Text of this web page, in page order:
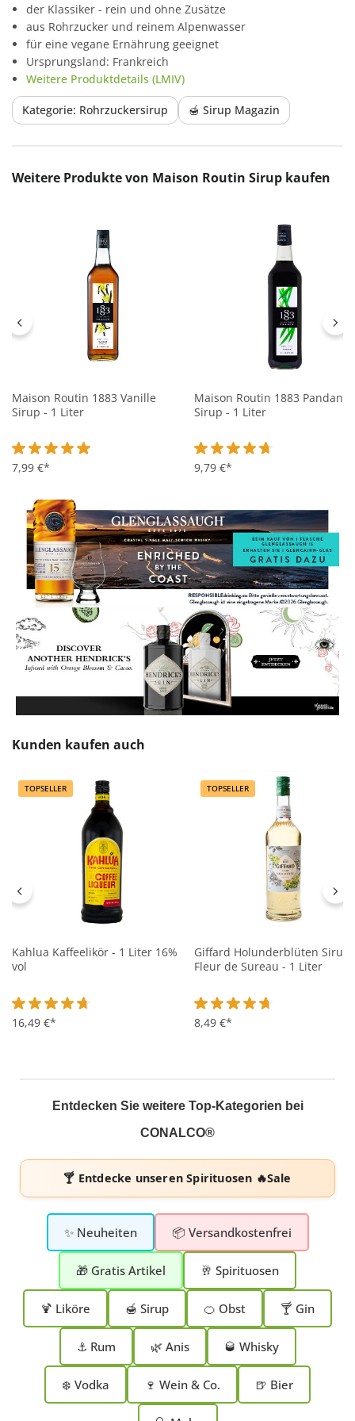
der Klassiker - rein und ohne Zusätze
aus Rohrzucker und reinem Alpenwasser
für eine vegane Ernährung geeignet
Ursprungsland: Frankreich
Weitere Produktdetails (LMIV)
Kategorie: Rohrzuckersirup 🍯 Sirup Magazin
Produktgalerie überspringen
Weitere Produkte von Maison Routin Sirup kaufen
Maison Routin 1883 Vanille
Sirup - 1 Liter
Durchschnittliche Bewertung von 5 von 5 Sternen
7,99 €*
Maison Routin 1883 Pandan
Sirup - 1 Liter
Durchschnittliche
9,79 €*
Produktgalerie überspringen
Kunden kaufen auch
TOPSELLER
Kahlua Kaffeelikör - 1 Liter 16%
vol
Durchschnittliche Bewertung von 4.7 von 5 Sternen
16,49 €*
TOPSELLER
Giffard Holunderblüten Sirup
Fleur de Sureau - 1 Liter
Durchschnittliche
8,49 €*
Entdecken Sie weitere Top-Kategorien bei
CONALCO®
🍸 Entdecke unserenSpirituosen 🔥Sale
✨ Neuheiten 📦 Versandkostenfrei
🎁 Gratis Artikel 🥂 Spirituosen
🍹 Liköre 🍯 Sirup 🍊 Obst 🍸 Gin
⚓ Rum 🌿 Anis 🥃 Whisky
❄️ Vodka 🍷 Wein & Co. 🍺 Bier